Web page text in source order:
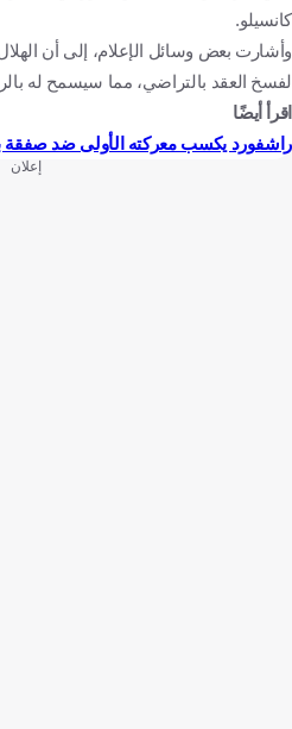
كانسيلو.
وأشارت بعض وسائل الإعلام، إلى أن
لفسخ العقد بالتراضي، مما سيسمح له
اقرأ أيضًا
راشفورد يكسب معركته الأولى ضد صفقة
إعلان